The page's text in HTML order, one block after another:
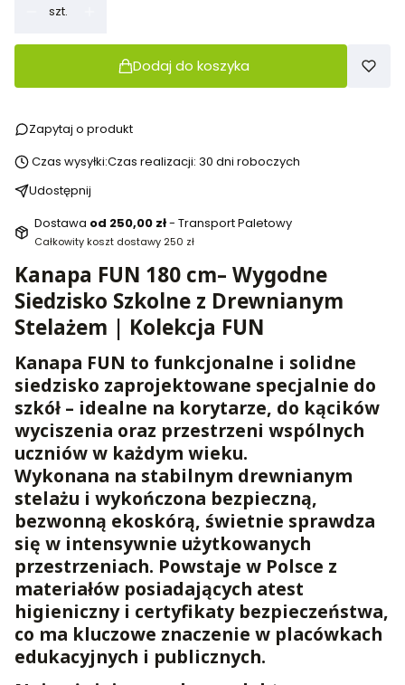
szt.
Dodaj do koszyka
Zapytaj o produkt
Czas wysyłki:Czas realizacji: 30 dni roboczych
Udostępnij
Dostawa od 250,00 zł- Transport Paletowy
Całkowity koszt dostawy 250 zł
Kanapa FUN 180 cm– Wygodne
Siedzisko Szkolne z Drewnianym
Stelażem | Kolekcja FUN
Kanapa FUN to funkcjonalne i solidne
siedzisko zaprojektowane specjalnie do
szkół – idealne na korytarze, do kącików
wyciszenia oraz przestrzeni wspólnych
uczniów w każdym wieku.
Wykonana na stabilnym drewnianym
stelażu i wykończona bezpieczną,
bezwonną ekoskórą, świetnie sprawdza
się w intensywnie użytkowanych
przestrzeniach. Powstaje w Polsce z
materiałów posiadających atest
higieniczny i certyfikaty bezpieczeństwa,
co ma kluczowe znaczenie w placówkach
edukacyjnych i publicznych.